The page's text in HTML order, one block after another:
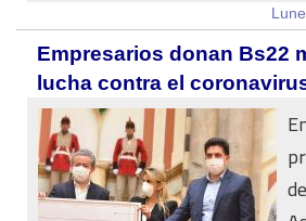
Empresarios donan Bs22
lucha contra el